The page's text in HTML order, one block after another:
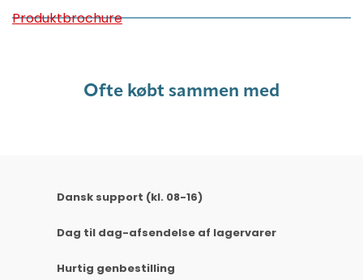
Produktbrochure
Ofte købt sammen med
Dansk support (kl. 08-16)
Dag til dag-afsendelse af lagervarer
Hurtig genbestilling